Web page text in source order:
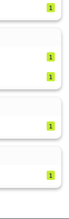
1
1
1
1
1